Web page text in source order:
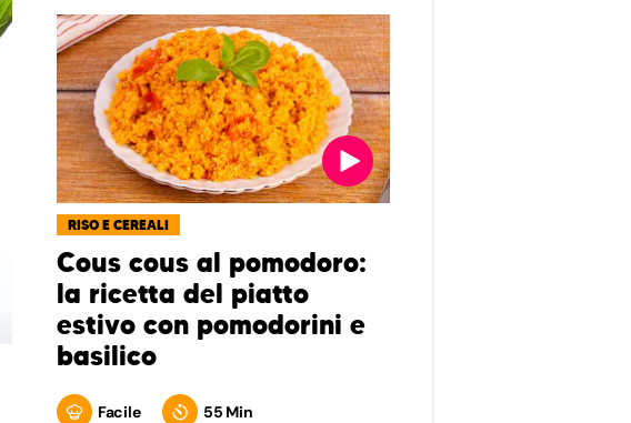
RISO E CEREALI
Cous cous al pomodoro:
la ricetta del piatto
estivo con pomodorini e
basilico
Facile 55 Min